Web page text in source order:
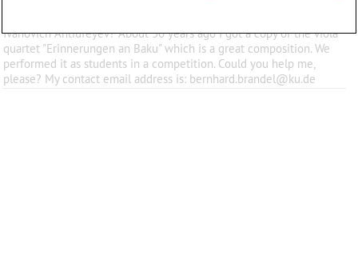
Ivanovich Antiufeyev? About 30 years ago I got a copy of the viola
quartet "Erinnerungen an Baku" which is a great composition. We
performed it as students in a competition. Could you help me,
please? My contact email address is: bernhard.brandel@ku.de